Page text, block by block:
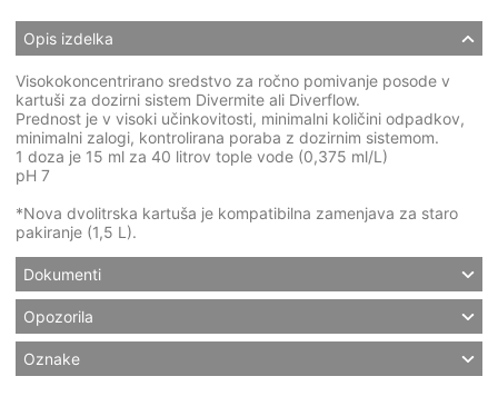
Opis izdelka
Visokokoncentrirano sredstvo za ročno pomivanje posode v
kartuši za dozirni sistem Divermite ali Diverflow.
Prednost je v visoki učinkovitosti, minimalni količini odpadkov,
minimalni zalogi, kontrolirana poraba z dozirnim sistemom.
1 doza je 15 ml za 40 litrov tople vode (0,375 ml/L)
pH 7
*Nova dvolitrska kartuša je kompatibilna zamenjava za staro
pakiranje (1,5 L).
Dokumenti
Opozorila
Oznake